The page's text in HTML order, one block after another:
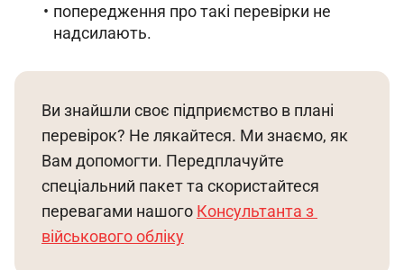
попередження про такі перевірки не
надсилають.
Ви знайшли своє підприємство в плані
перевірок? Не лякайтеся. Ми знаємо, як
Вам допомогти. Передплачуйте
спеціальний пакет та скористайтеся
перевагами нашого Консультанта з
військового обліку